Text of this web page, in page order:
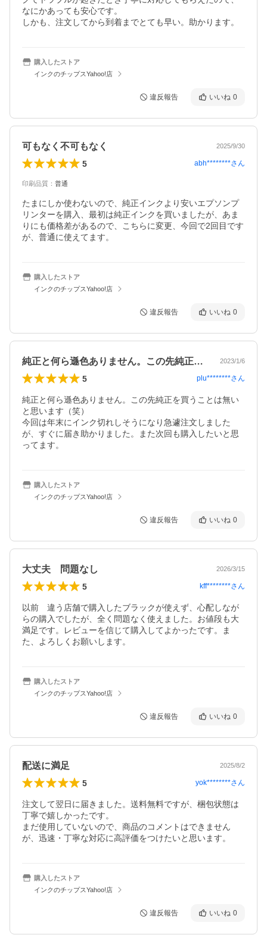
なにかあっても安心です。
しかも、注文してから到着までとても早い。助かります。
購入したストア
インクのチップスYahoo!店
違反報告 いいね 0
可もなく不可もなく 2025/9/30
5 abh********さん
印刷品質 ： 普通
たまにしか使わないので、純正インクより安いエプソンプ
リンターを購入、最初は純正インクを買いましたが、あま
りにも価格差があるので、こちらに変更、今回で2回目です
が、普通に使えてます。
購入したストア
インクのチップスYahoo!店
違反報告 いいね 0
純正と何ら遜色ありません。この先純正を… 2023/1/6
5 plu********さん
純正と何ら遜色ありません。この先純正を買うことは無い
と思います（笑）
今回は年末にインク切れしそうになり急遽注文しました
が、すぐに届き助かりました。また次回も購入したいと思
ってます。
購入したストア
インクのチップスYahoo!店
違反報告 いいね 0
大丈夫 問題なし 2026/3/15
5 kff********さん
以前　違う店舗で購入したブラックが使えず、心配しなが
らの購入でしたが、全く問題なく使えました。お値段も大
満足です。レビューを信じて購入してよかったです。ま
た、よろしくお願いします。
購入したストア
インクのチップスYahoo!店
違反報告 いいね 0
配送に満足 2025/8/2
5 yok********さん
注文して翌日に届きました。送料無料ですが、梱包状態は
丁寧で嬉しかったです。
まだ使用していないので、商品のコメントはできません
が、迅速・丁寧な対応に高評価をつけたいと思います。
購入したストア
インクのチップスYahoo!店
違反報告 いいね 0